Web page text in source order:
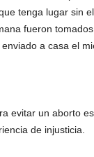
tenga lugar sin
fueron
a casa el
evitar un aborto
de injusticia.